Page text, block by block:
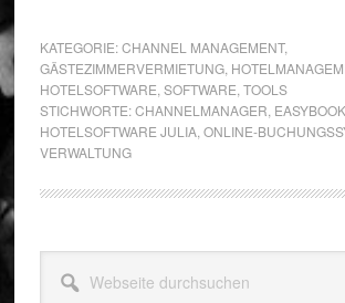
KATEGORIE:CHANNEL MANAGEMENT,
GÄSTEZIMMERVERMIETUNG,
HOTELSOFTWARE SOFTWARE TOOLS
STICHWORTE:CHANNELMANAGER
HOTELSOFTWARE JULIA, ONLINE-
VERWALTUNG
Seitenspalte
durchsuchen